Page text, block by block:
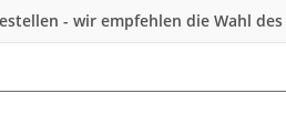
- wir empfehlen die Wahl des